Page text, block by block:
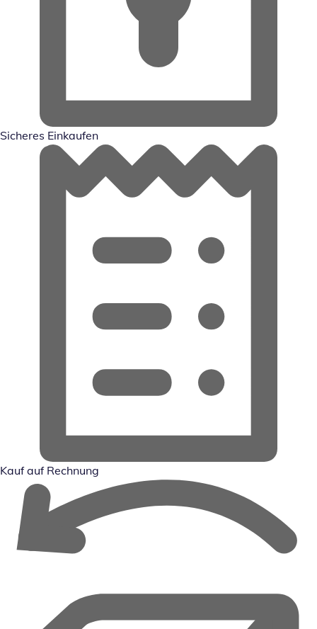
Sicheres Einkaufen
Kauf auf Rechnung